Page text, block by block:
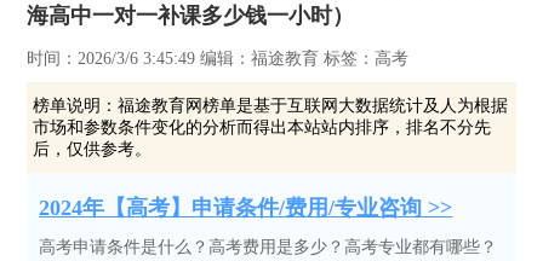
海高中一对一补课多少钱一小时）
时间：2026/3/6 3:45:49 编辑：福途教育 标签：高考
榜单说明：福途教育网榜单是基于互联网大数据统计及人为根据
市场和参数条件变化的分析而得出本站站内排序，排名不分先
后，仅供参考。
2024年【高考】申请条件/费用/专业咨询 >>
高考申请条件是什么？高考费用是多少？高考专业都有哪些？